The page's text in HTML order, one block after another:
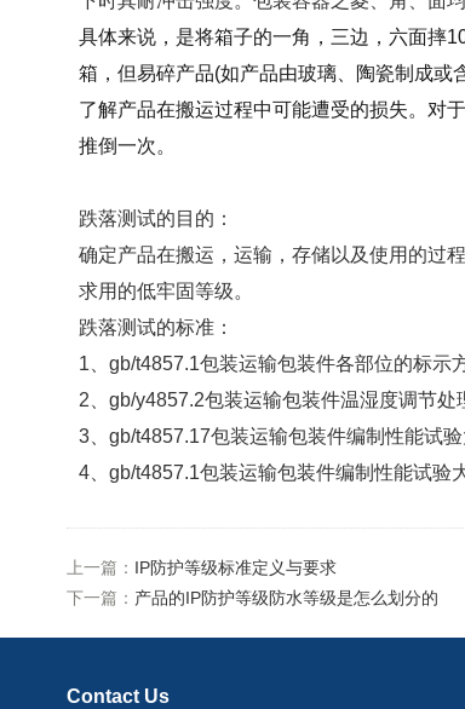
具体来说，是将箱子的一角，三边，六面摔
箱，但易碎产品(如产品由玻璃、陶瓷制成
了解产品在搬运过程中可能遭受的损失。对
推倒一次。
跌落测试的目的：
确定产品在搬运，运输，存储以及使用的过
求用的低牢固等级。
跌落测试的标准：
1、gb/t4857.1包装运输包装件各部位的标示
2、gb/y4857.2包装运输包装件温湿度调节处
3、gb/t4857.17包装运输包装件编制性能试
4、gb/t4857.1包装运输包装件编制性能试验
上一篇： IP防护等级标准定义与要求
下一篇： 产品的IP防护等级防水等级是怎么划分的
Contact Us